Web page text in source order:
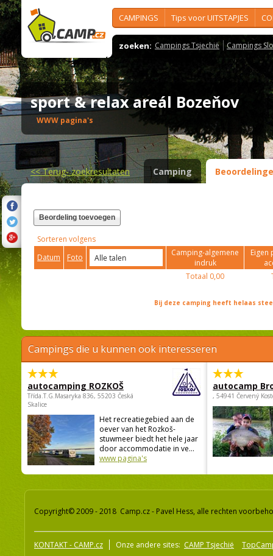
CAMPINGS Tips voor UITSTAPJES
zoeken: Campings Tsjechië Campings
sport & relax areál Bozeňov
WWW pagina's
<<Terug- zoekresultaten Camping
Beordeling toevoegen
Sorteren volgens
Datum
Foto
Camping-algemene
indruk
Eigen
Totaal 0,00
Bij deze camping heeft helaas
Campings die u kunnen ook interesseren
autocamping ROZKOŠ
Třída.T.G.Masaryka 836, 55203 Česká
Skalice
Het recreatiegebied aan de
oever van het Rozkoš-
stuwmeer biedt het hele jaar
door accommodatie in ve...
www pagina's
autocamp
, 54941 Červený
Copyright© 2009 - 2018 Camp.cz - Pavel Hess, alle rechten
KONTAKT - CAMP.cz Onze andere sites: CAMP Tsjechië